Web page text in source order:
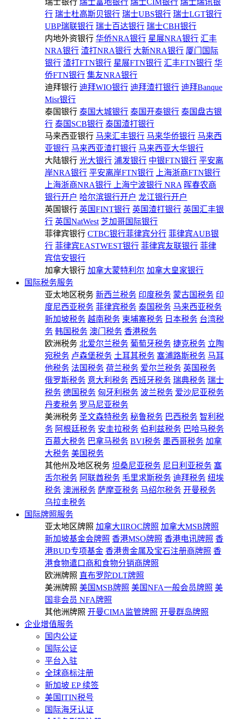
瑞士银行 瑞士富地银行 瑞士CIM银行 瑞士瑞讯银
行 瑞士杜高斯贝银行 瑞士UBS银行 瑞士LGT银行
UBP瑞联银行 瑞士百达银行 瑞士CBH银行
内地外资银行 华侨NRA银行 星展NRA银行 汇丰
NRA银行 渣打NRA银行 大新NRA银行 厦门国际
银行 渣打FTN银行 星展FTN银行 汇丰FTN银行 华
侨FTN银行 集友NRA银行
迪拜银行 迪拜WIO银行 迪拜渣打银行 迪拜Banque
Misr银行
泰国银行 泰国大城银行 泰国开泰银行 泰国盘古银
行 泰国SCB银行 泰国渣打银行
马来西亚银行 马来汇丰银行 马来华侨银行 马来西
亚银行 马来西亚渣打银行 马来西亚大华银行
大陆银行 光大银行 浦发银行 中银FTN银行 平安离
岸NRA银行 平安离岸FTN银行
上海浙商FTN银行
上海浙商NRA银行
上海宁波银行 NRA 晖春农商
银行开户 哈尔滨银行开户 龙江银行开户
英国银行 英国FINT银行 英国渣打银行 英国汇丰银
行 英国NatWest 芝加哥国际银行
菲律宾银行 CTBC银行菲律宾分行 菲律宾AUB银
行 菲律宾EASTWEST银行 菲律宾友联银行 菲律
宾信安银行
加拿大银行 加拿大蒙特利尔 加拿大皇家银行
国际税务服务
亚太地区税务 新西兰税务 印度税务 蒙古国税务 印
度尼西亚税务 菲律宾税务 泰国税务 马来西亚税务
新加坡税务 越南税务 柬埔寨税务 日本税务 台湾税
务 韩国税务 澳门税务 香港税务
欧洲税务 北爱尔兰税务 葡萄牙税务 捷克税务 立陶
宛税务 卢森堡税务 土耳其税务 塞浦路斯税务 马耳
他税务 法国税务 荷兰税务 爱尔兰税务 英国税务
俄罗斯税务 意大利税务 西班牙税务 瑞典税务 瑞士
税务 德国税务 匈牙利税务 波兰税务 爱沙尼亚税务
丹麦税务 罗马尼亚税务
美洲税务 圣文森特税务 秘鲁税务 巴西税务 智利税
务 阿根廷税务 安圭拉税务 伯利兹税务 巴哈马税务
百慕大税务 巴拿马税务 BVI税务 墨西哥税务 加拿
大税务 美国税务
其他州及地区税务 坦桑尼亚税务 尼日利亚税务 塞
舌尔税务 阿联酋税务 毛里求斯税务 迪拜税务 纽埃
税务 澳洲税务 萨摩亚税务 马绍尔税务 开曼税务
乌拉圭税务
国际牌照服务
亚太地区牌照 加拿大IIROC牌照 加拿大MSB牌照
新加坡基金会牌照 香港MSO牌照 香港电讯牌照 香
港BUD专项基金 香港贵金属及宝石注册商牌照 香
港食物遣口商和食物分销商牌照
欧洲牌照 直布罗陀DLT牌照
美洲牌照 美国MSB牌照 美国NFA一般会员牌照 美
国非会员 NFA牌照
其他洲牌照 开曼CIMA监管牌照 开曼群岛牌照
企业增值服务
国内公证
国际公证
平台入驻
全球商标注册
新加坡 EP 续签
美国ITIN税号
国际海牙认证